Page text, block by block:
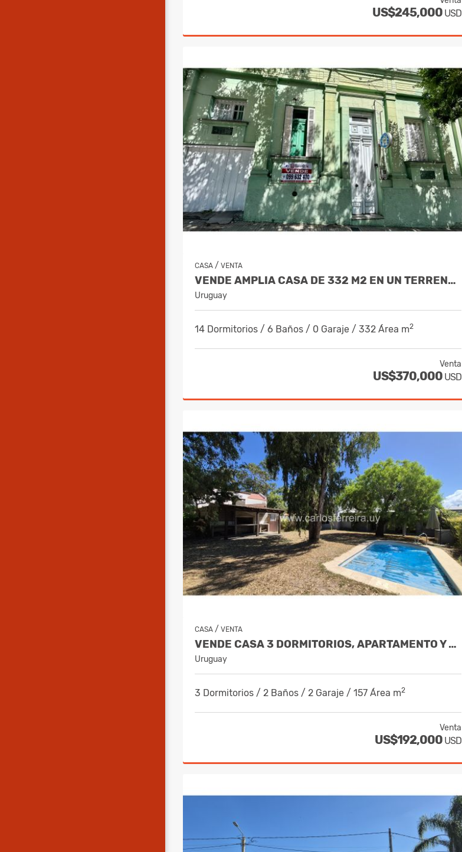
US$245,000 USD
CASA / VENTA
VENDE AMPLIA CASA DE 332 M2 EN UN TERRENO DE 520 M2 - AVDA. SARANDI
Uruguay
14 Dormitorios / 6 Baños / 0 Garaje / 332 Área m2
Venta
US$370,000 USD
CASA / VENTA
VENDE CASA 3 DORMITORIOS, APARTAMENTO Y AMPLIO TERRENO - ATLANTIDA SUR
Uruguay
3 Dormitorios / 2 Baños / 2 Garaje / 157 Área m2
Venta
US$192,000 USD